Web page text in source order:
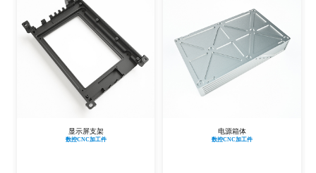
显示屏支架
数控CNC加工件
电源箱体
数控CNC加工件